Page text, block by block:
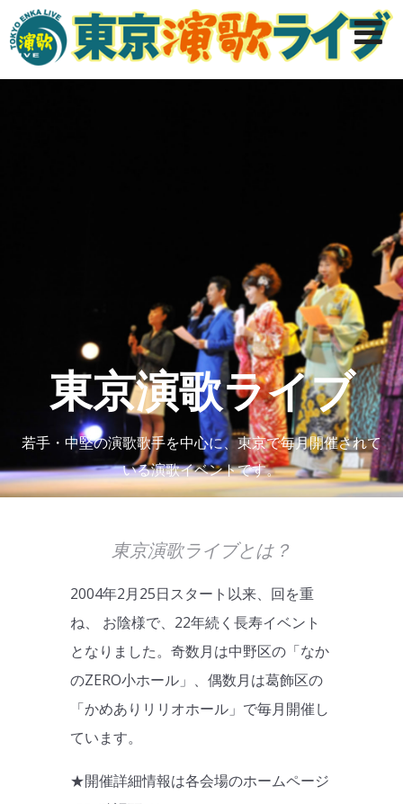
東京演歌ライブ
若手・中堅の演歌歌手を中心に、東京で毎月開催されて
いる演歌イベントです。
東京演歌ライブとは？
2004年2月25日スタート以来、回を重
ね、 お陰様で、22年続く長寿イベント
となりました。奇数月は中野区の「なか
のZERO小ホール」、偶数月は葛飾区の
「かめありリリオホール」で毎月開催し
ています。
★開催詳細情報は各会場のホームページ